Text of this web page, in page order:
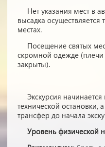
Нет указания мест в
высадка
местах.
Посещение святых
скромной одежде
закрыты).
Экскурсия
технической остановки,
трансфер до начала
Уровень физической